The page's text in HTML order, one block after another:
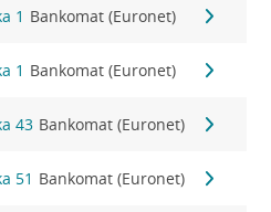
1 Bankomat (Euronet)
1 Bankomat (Euronet)
43 Bankomat (Euronet)
51 Bankomat (Euronet)